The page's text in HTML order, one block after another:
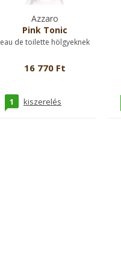
Azzaro
Pink Tonic
eau de toilette hölgyeknek
16 770 Ft
1 kiszerelés